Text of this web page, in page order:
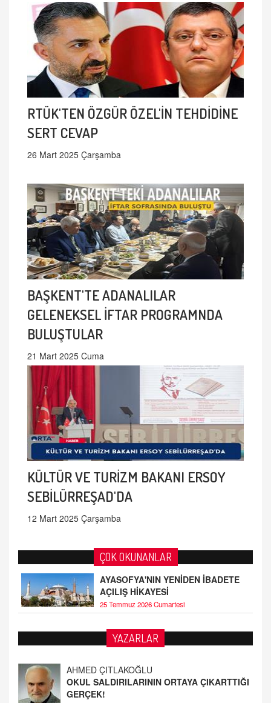
RTÜK'TEN ÖZGÜR ÖZEL'İN TEHDİDİNE
SERT CEVAP
26 Mart 2025 Çarşamba
BAŞKENT'TE ADANALILAR
GELENEKSEL İFTAR PROGRAMNDA
BULUŞTULAR
21 Mart 2025 Cuma
KÜLTÜR VE TURİZM BAKANI ERSOY
SEBİLÜRREŞAD'DA
12 Mart 2025 Çarşamba
ÇOK OKUNANLAR
AYASOFYA'NIN YENİDEN İBADETE
AÇILIŞ HİKAYESİ
25 Temmuz 2026 Cumartesi
YAZARLAR
AHMED ÇITLAKOĞLU
GERÇEK!
21.4.2026 21:50